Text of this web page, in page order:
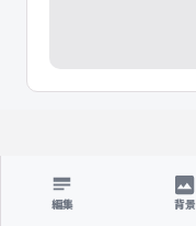
編集 背景